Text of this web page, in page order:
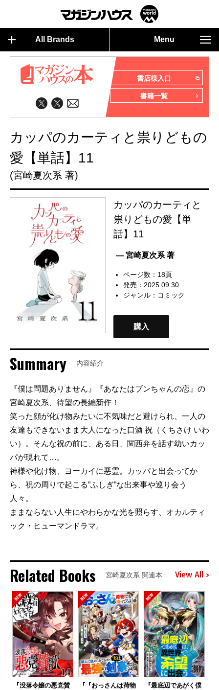
All Brands Menu
書店様入口
書籍一覧
カッパのカーティと祟りどもの
愛【単話】11
(宮崎夏次系 著)
カッパのカーティと
祟りどもの愛【単
話】11
— 宮崎夏次系 著
ページ数：18頁
発売：2025.09.30
ジャンル： コミック
購入
Summary 内容紹介
『僕は問題ありません』『あなたはブンちゃんの恋』の
宮崎夏次系、待望の長編新作！
笑った顔が化け物みたいに不気味だと避けられ、一人の
友達もできないまま大人になった口酒 祝（くちさけ いわ
い）。そんな祝の前に、ある日、関西弁を話す幼いカッ
パが現れて…。
神様や化け物、ヨーカイに悪霊。カッパと出会ってか
ら、祝の周りで起こる”ふしぎ”な出来事や巡り会う
人々。
ままならない人生にやわらかな光を照らす、オカルティ
ック・ヒューマンドラマ。
Related Books 宮崎夏次系 関連本 View All
『没落令嬢の悪党賛
『『おっさんは荷物
『最底辺であがく僕